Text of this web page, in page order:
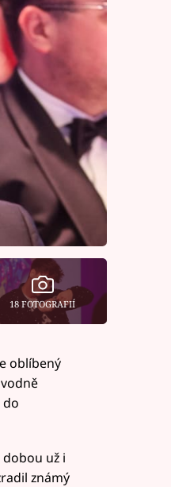
18 FOTOGRAFIÍ
oblíbený
do
už i
známý